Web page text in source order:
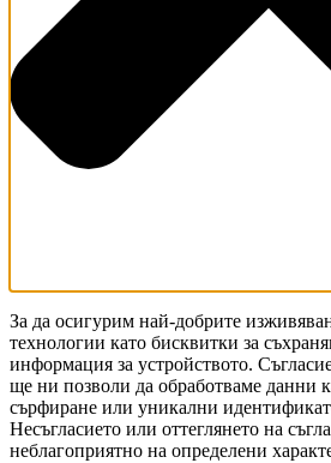
За да осигурим най-добрите
технологии като бисквитки за
информация за устройството.
ще ни позволи да обработваме данни
сърфиране или уникални
Несъгласието или оттеглянето на
неблагоприятно на определени